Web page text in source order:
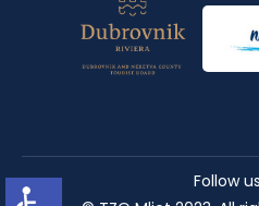
Follow